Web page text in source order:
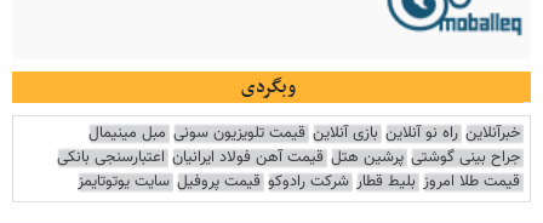
وبگردی
خبرآنلاین راه نو آنلاین بازی آنلاین قیمت تلویزیون سونی مبل مینیمال
جراح بینی گوشتی پرشین هتل قیمت آهن فولاد ایرانیان اعتبارسنجی بانکی
قیمت طلا امروز بلیط قطار شرکت رادوکو قیمت پروفیل سایت یوتوتایمز